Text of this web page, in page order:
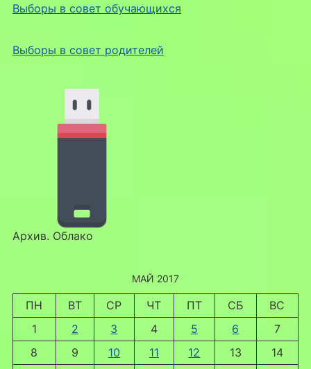
Выборы в совет обучающихся
Выборы в совет родителей
Архив. Облако
МАЙ 2017
ПН ВТ СР ЧТ ПТ СБ
ВС
1
2 3 4 5 6
7
8
9 10 11 12 13
14